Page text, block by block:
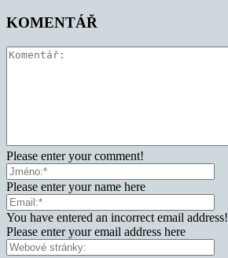
KOMENTÁŘ
Please enter your comment!
Please enter your name here
You have entered an incorrect email address!
Please enter your email address here